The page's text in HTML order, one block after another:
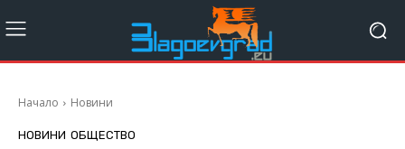
Начало Новини
НОВИНИ ОБЩЕСТВО